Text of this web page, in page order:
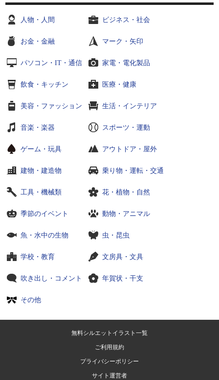
人物・人間 ビジネス・社会
お金・金融 マーク・矢印
パソコン・IT・通信 家電・電化製品
飲食・キッチン 医療・健康
美容・ファッション 生活・インテリア
音楽・楽器 スポーツ・運動
ゲーム・玩具 アウトドア・屋外
建物・建造物 乗り物・運転・交通
工具・機械類 花・植物・自然
季節のイベント 動物・アニマル
魚・水中の生物 虫・昆虫
学校・教育 文房具・文具
吹き出し・コメント 年賀状・干支
その他
無料シルエットイラスト一覧
ご利用規約
プライバシーポリシー
サイト運営者